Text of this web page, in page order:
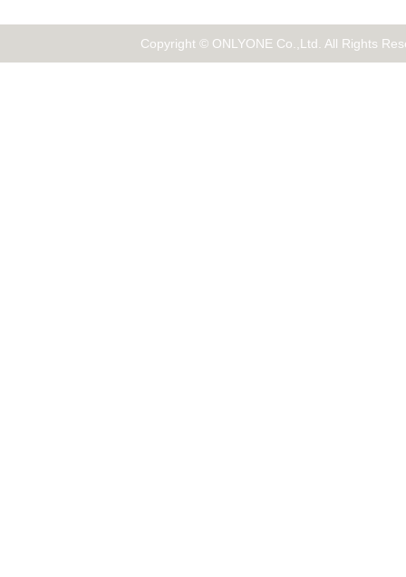
Copyright © ONLYONE Co.,Ltd. All Rights